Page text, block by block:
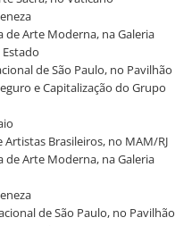
de Arte Moderna, na Galeria
de São Paulo, no Pavilhão
e Capitalização do Grupo
Artistas Brasileiros, no MAM/RJ
de Arte Moderna, na Galeria
de São Paulo, no Pavilhão